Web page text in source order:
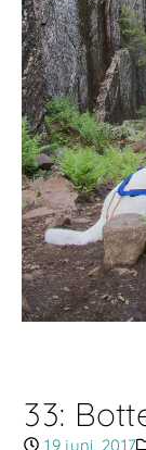
33:
19 juni, 2017